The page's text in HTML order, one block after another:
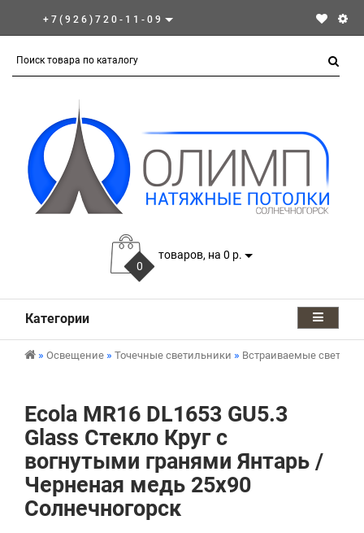
+7(926)720-11-09
0
товаров, на 0 р.
Категории
Освещение Точечные светильники Встраиваемые
Ecola MR16 DL1653 GU5.3
Glass Стекло Круг с
вогнутыми гранями Янтарь /
Черненая медь 25x90
Солнечногорск